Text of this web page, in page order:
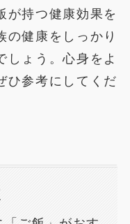
が持つ健康効果を
の健康をしっかり
しょう。心身をよ
ひ参考にしてくだ